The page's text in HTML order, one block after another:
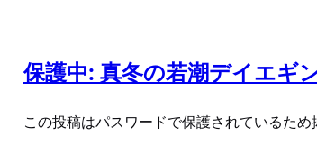
保護中: 真冬の若潮デイエギ
この投稿はパスワードで保護されているため